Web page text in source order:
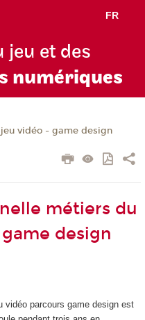
FR
jeu et des
numériques
vidéo - game design
métiers du
design
vidéo parcours game design est